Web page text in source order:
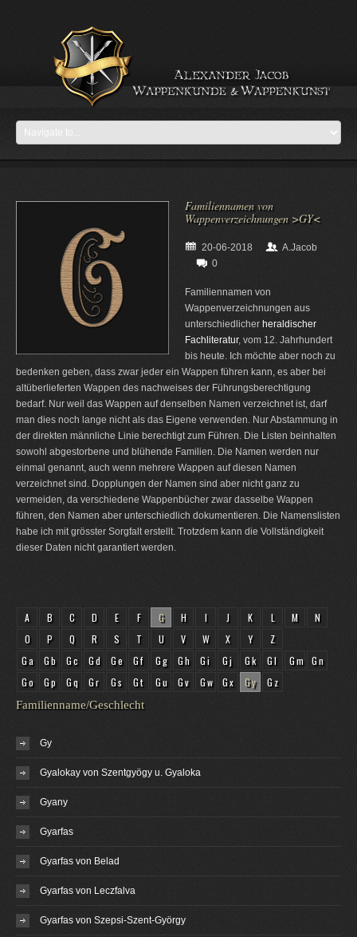
Familiennamen von
Wappenverzeichnungen >GY<
20-06-2018
A.Jacob
0
Familiennamen von
Wappenverzeichnungen aus
unterschiedlicher heraldischer
Fachliteratur, vom 12. Jahrhundert
bis heute. Ich möchte aber noch zu
bedenken geben, dass zwar jeder ein Wappen führen kann, es aber bei
altüberlieferten Wappen des nachweises der Führungsberechtigung
bedarf. Nur weil das Wappen auf denselben Namen verzeichnet ist, darf
man dies noch lange nicht als das Eigene verwenden. Nur Abstammung in
der direkten männliche Linie berechtigt zum Führen. Die Listen beinhalten
sowohl abgestorbene und blühende Familien. Die Namen werden nur
einmal genannt, auch wenn mehrere Wappen auf diesen Namen
verzeichnet sind. Dopplungen der Namen sind aber nicht ganz zu
vermeiden, da verschiedene Wappenbücher zwar dasselbe Wappen
führen, den Namen aber unterschiedlich dokumentieren. Die Namenslisten
habe ich mit grösster Sorgfalt erstellt. Trotzdem kann die Vollständigkeit
dieser Daten nicht garantiert werden.
A B C D E F G H I J K L M
N
O
P Q R S T U V W X Y
Z
Ga
Gb Gc Gd Ge Gf Gg Gh Gi Gj Gk Gl Gm Gn
Go
Gp Gq Gr Gs Gt Gu Gv Gw Gx Gy Gz
Familienname/Geschlecht
Gy
Gyalokay von Szentgyögy u. Gyaloka
Gyany
Gyarfas
Gyarfas von Belad
Gyarfas von Leczfalva
Gyarfas von Szepsi-Szent-György